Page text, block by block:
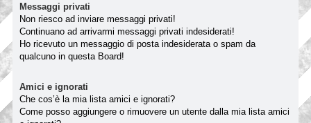
Messaggi privati
Non riesco ad inviare messaggi privati!
Continuano ad arrivarmi messaggi privati indesiderati!
Ho ricevuto un messaggio di posta indesiderata o spam da
qualcuno in questa Board!
Amici e ignorati
Che cos’è la mia lista amici e ignorati?
Come posso aggiungere o rimuovere un utente dalla mia lista amici